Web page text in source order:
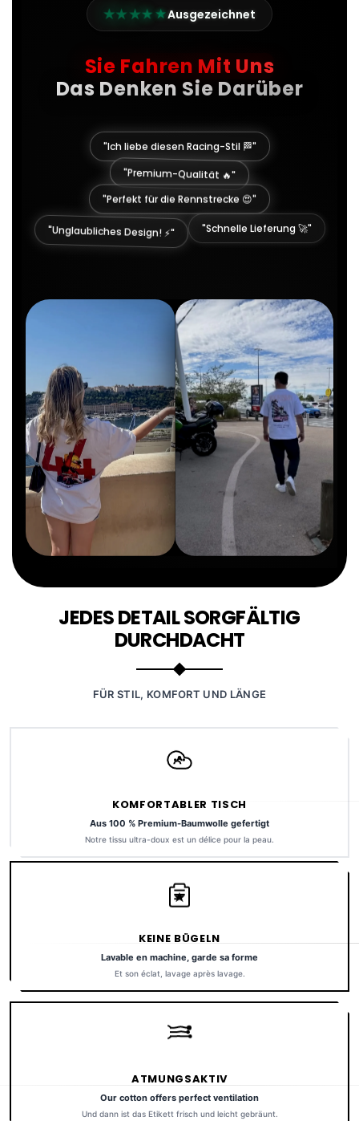
★★★★★Ausgezeichnet
Sie Fahren Mit Uns
Das Denken Sie Darüber
"Ich liebe diesen Racing-Stil 🏁"
"Premium-Qualität 🔥"
"Perfekt für die Rennstrecke 😍"
"Unglaubliches Design! ⚡" "Schnelle Lieferung 🚀"
JEDES DETAIL SORGFÄLTIG
DURCHDACHT
FÜR STIL, KOMFORT UND LÄNGE
KOMFORTABLER TISCH
Aus 100 % Premium-Baumwolle gefertigt
Notre tissu ultra-doux est un délice pour la peau.
KEINE BÜGELN
Lavable en machine, garde sa forme
Et son éclat, lavage après lavage.
ATMUNGSAKTIV
Our cotton offers perfect ventilation
Und dann ist das Etikett frisch und leicht gebräunt.